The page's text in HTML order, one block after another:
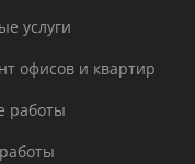
услуги
офисов и квартир
работы